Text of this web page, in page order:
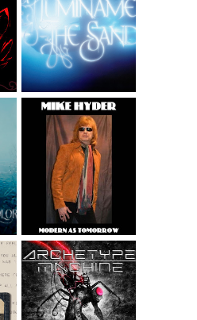
THE SAND -
ILUMÍNAME
MIKE HYDER -
GOOD FEELING
FROM THE ALBUM
MODERN AS
TOMORROW
WIDESCREEN
VERSION
ARCHETYPE
MACHINE -
COBOTIC